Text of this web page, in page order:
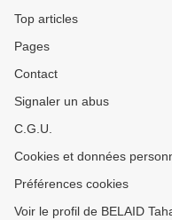
Top articles
Pages
Contact
Signaler un abus
C.G.U.
Cookies et données
Préférences cookies
Voir le profil de BELAID